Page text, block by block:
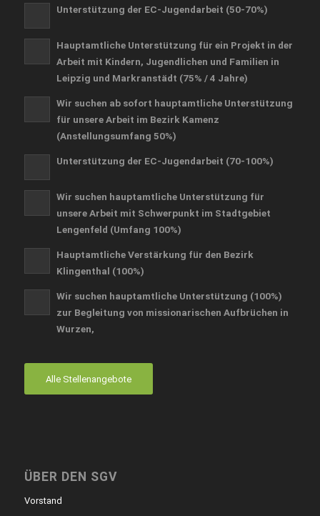
Unterstützung der EC-Jugendarbeit (50-70%)
Hauptamtliche Unterstützung für ein Projekt in der
Arbeit mit Kindern, Jugendlichen und Familien in
Leipzig und Markranstädt (75% / 4 Jahre)
Wir suchen ab sofort hauptamtliche Unterstützung
für unsere Arbeit im Bezirk Kamenz
(Anstellungsumfang 50%)
Unterstützung der EC-Jugendarbeit (70-100%)
Wir suchen hauptamtliche Unterstützung für
unsere Arbeit mit Schwerpunkt im Stadtgebiet
Lengenfeld (Umfang 100%)
Hauptamtliche Verstärkung für den Bezirk
Klingenthal (100%)
Wir suchen hauptamtliche Unterstützung (100%)
zur Begleitung von missionarischen Aufbrüchen in
Wurzen,
Alle Stellenangebote
ÜBER DEN SGV
Vorstand